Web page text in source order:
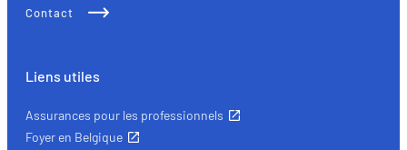
Contact
Liens utiles
Assurances pour les professionnels
Foyer en Belgique